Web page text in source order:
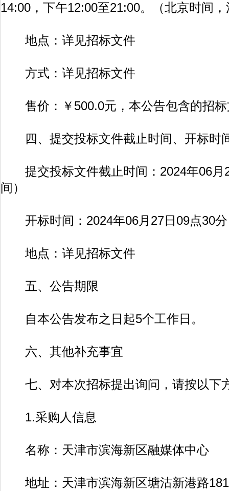
14:00，下午12:00至21:00。（北京时间
地点：详见招标文件
方式：详见招标文件
售价：￥500.0元，本公告包含的招标
四、提交投标文件截止时间、开标时
提交投标文件截止时间：2024年06月
间）
开标时间：2024年06月27日09点30分
地点：详见招标文件
五、公告期限
自本公告发布之日起5个工作日。
六、其他补充事宜
七、对本次招标提出询问，请按以下
1.采购人信息
名称：天津市滨海新区融媒体中心
地址：天津市滨海新区塘沽新港路